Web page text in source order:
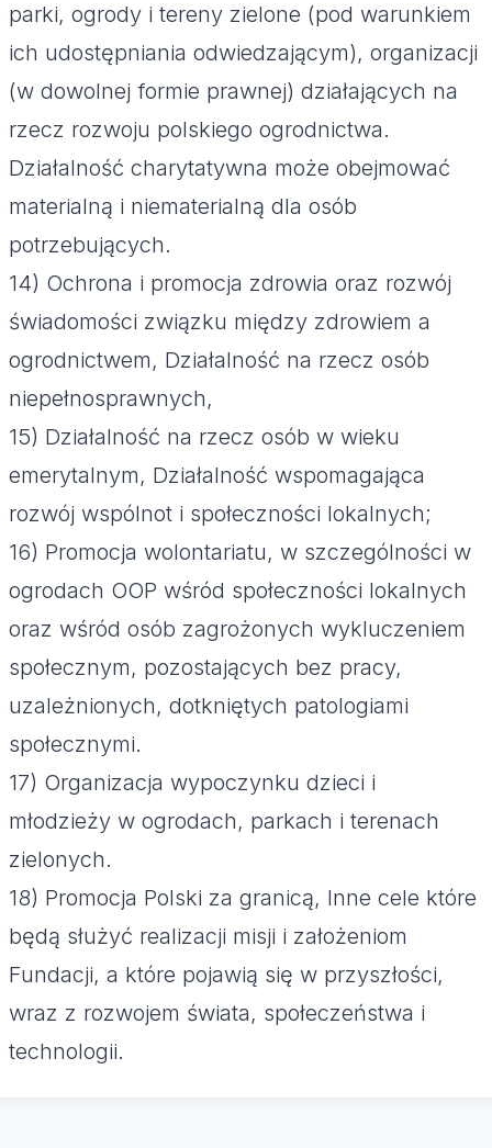
parki, ogrody i tereny zielone (pod warunkiem
ich udostępniania odwiedzającym), organizacji
(w dowolnej formie prawnej) działających na
rzecz rozwoju polskiego ogrodnictwa.
Działalność charytatywna może obejmować
materialną i niematerialną dla osób
potrzebujących.
14) Ochrona i promocja zdrowia oraz rozwój
świadomości związku między zdrowiem a
ogrodnictwem, Działalność na rzecz osób
niepełnosprawnych,
15) Działalność na rzecz osób w wieku
emerytalnym, Działalność wspomagająca
rozwój wspólnot i społeczności lokalnych;
16) Promocja wolontariatu, w szczególności w
ogrodach OOP wśród społeczności lokalnych
oraz wśród osób zagrożonych wykluczeniem
społecznym, pozostających bez pracy,
uzależnionych, dotkniętych patologiami
społecznymi.
17) Organizacja wypoczynku dzieci i
młodzieży w ogrodach, parkach i terenach
zielonych.
18) Promocja Polski za granicą, Inne cele które
będą służyć realizacji misji i założeniom
Fundacji, a które pojawią się w przyszłości,
wraz z rozwojem świata, społeczeństwa i
technologii.